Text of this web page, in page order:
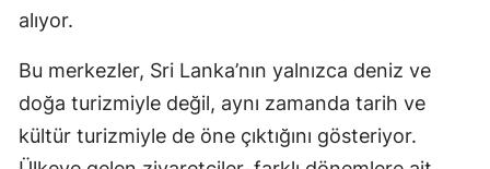
alıyor.
Bu merkezler, Sri Lanka’nın yalnızca deniz ve
doğa turizmiyle değil, aynı zamanda tarih ve
kültür turizmiyle de öne çıktığını gösteriyor.